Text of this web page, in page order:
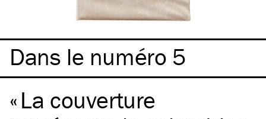
Dans le numéro 5
La couverture